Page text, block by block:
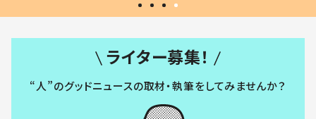
ライター募集！
“人”のグッドニュースの取材・執筆をしてみませんか？